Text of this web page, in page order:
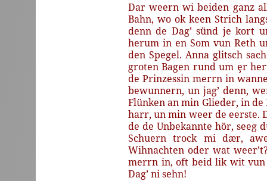
Dar weern wi beiden ganz
Bahn, wo ok keen Strich
denn de Dag’ sünd je kort
herum in en Som vun Reth
den Spegel. Anna glitsch
groten Bagen rund um ȩr
de Prinzessin merrn in
bewunnern, un jag’ denn,
Flünkenanmin Glieder, inde
harr, un min weerde eerste.
de de Unbekannte hör, seeg
Schuern trock mi dær,
Wihnachten oder wat weer
merrn in, oft beid lik wit vun
Dag’ nisehn!